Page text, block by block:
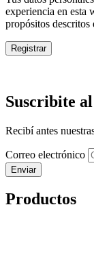
experiencia en esta
propósitos descritos
Registrar
Suscribite
Recibí antes
Correo electrónico
Enviar
Productos